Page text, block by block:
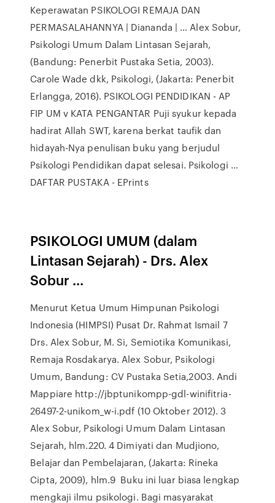
Keperawatan PSIKOLOGI REMAJA DAN
PERMASALAHANNYA | Diananda | … Alex Sobur,
Psikologi Umum Dalam Lintasan Sejarah,
(Bandung: Penerbit Pustaka Setia, 2003).
Carole Wade dkk, Psikologi, (Jakarta: Penerbit
Erlangga, 2016). PSIKOLOGI PENDIDIKAN - AP
FIP UM v KATA PENGANTAR Puji syukur kepada
hadirat Allah SWT, karena berkat taufik dan
hidayah-Nya penulisan buku yang berjudul
Psikologi Pendidikan dapat selesai. Psikologi …
DAFTAR PUSTAKA - EPrints
PSIKOLOGI UMUM (dalam
Lintasan Sejarah) - Drs. Alex
Sobur ...
Menurut Ketua Umum Himpunan Psikologi
Indonesia (HIMPSI) Pusat Dr. Rahmat Ismail 7
Drs. Alex Sobur, M. Si, Semiotika Komunikasi,
Remaja Rosdakarya. Alex Sobur, Psikologi
Umum, Bandung: CV Pustaka Setia,2003. Andi
Mappiare http://jbptunikompp-gdl-winifitria-
26497-2-unikom_w-i.pdf (10 Oktober 2012). 3
Alex Sobur, Psikologi Umum Dalam Lintasan
Sejarah, hlm.220. 4 Dimiyati dan Mudjiono,
Belajar dan Pembelajaran, (Jakarta: Rineka
Cipta, 2009), hlm.9 Buku ini luar biasa lengkap
mengkaji ilmu psikologi. Bagi masyarakat